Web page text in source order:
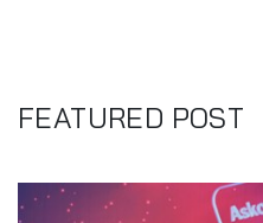
FEATURED POST